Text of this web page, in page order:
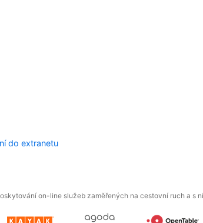
do extranetu
on-line služeb zaměřených na cestovní ruch a s